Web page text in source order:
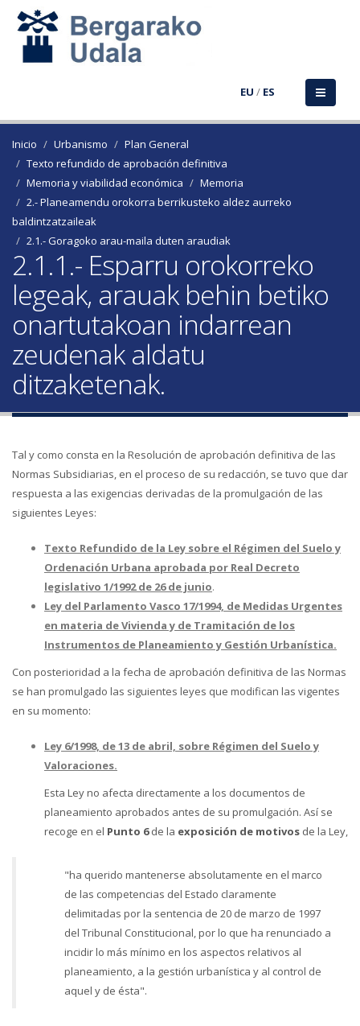
EU / ES
Inicio Urbanismo
Plan General
Texto refundido de aprobación definitiva
Memoria y viabilidad económica
Memoria
2.- Planeamendu orokorra berrikusteko aldez aurreko
baldintzatzaileak
2.1.- Goragoko arau-maila duten araudiak
2.1.1.- Esparru orokorreko
legeak, arauak behin betiko
onartutakoan indarrean
zeudenak aldatu
ditzaketenak.
Tal y como consta en la Resolución de aprobación definitiva de las
Normas Subsidiarias, en el proceso de su redacción, se tuvo que dar
respuesta a las exigencias derivadas de la promulgación de las
siguientes Leyes:
Texto Refundido de la Ley sobre el Régimen del Suelo y
Ordenación Urbana aprobada por Real Decreto
legislativo 1/1992 de 26 de junio.
Ley del Parlamento Vasco 17/1994, de Medidas Urgentes
en materia de Vivienda y de Tramitación de los
Instrumentos de Planeamiento y Gestión Urbanística.
Con posterioridad a la fecha de aprobación definitiva de las Normas
se han promulgado las siguientes leyes que modifican las vigentes
en su momento:
Ley 6/1998, de 13 de abril, sobre Régimen del Suelo y
Valoraciones.
Esta Ley no afecta directamente a los documentos de
planeamiento aprobados antes de su promulgación. Así se
recoge en el Punto 6de la exposición de motivos de la Ley,
"ha querido mantenerse absolutamente en el marco
de las competencias del Estado claramente
delimitadas por la sentencia de 20 de marzo de 1997
del Tribunal Constitucional, por lo que ha renunciado a
incidir lo más mínimo en los aspectos relativos al
planeamiento, a la gestión urbanística y al control de
aquel y de ésta".